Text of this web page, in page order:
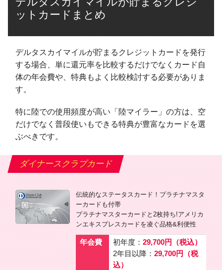
ットカードまとめ
デルタスカイマイルが貯まるクレジットカードを発行
する場合、単に還元率を比較するだけでなくカード自
体の年会費や、特典もよく比較検討する必要がありま
す。
特に陸での使用頻度が高い「陸マイラー」の方は、空
だけでなく普段使いもできる特典が豊富なカードを選
ぶべきです。
ダイナースクラブカード
伝統的なステータスカード！プラチナマスタ
ーカードも付帯
プラチナマスターカードと2枚持ち!アメリカ
ンエキスプレスカードを凌ぐ品格&利便性
年会費 初年度： 29,700円（税込）
2年目以降： 29,700円（税
込）